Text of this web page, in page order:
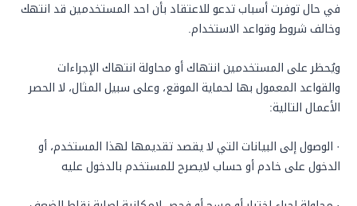
في حال توفرت أسباب تدعو للاعتقاد بأن احد المستخدمين قد انتهك
وخالف شروط وقواعد الاستخدام.
ويُحظر على المستخدمين انتهاك أو محاولة انتهاك الإجراءات
والقواعد المعمول بها لحماية الموقع، وعلى سبيل المثال، لا الحصر
الأعمال التالية:
· الوصول إلى البيانات التي لا يقصد تقديمها لهذا المستخدم، أو
الدخول على خادم أو حساب لايصرح للمستخدم بالدخول عليه